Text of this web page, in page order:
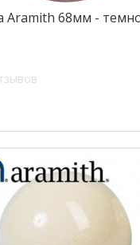
Aramith 68мм -